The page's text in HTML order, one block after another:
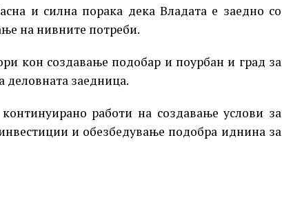
и силна порака дека Владата е заедно со
на нивните потреби.
кон создавање подобар и поурбан и град за
деловната заедница.
работи на создавање услови за
и обезбедување подобра иднина за